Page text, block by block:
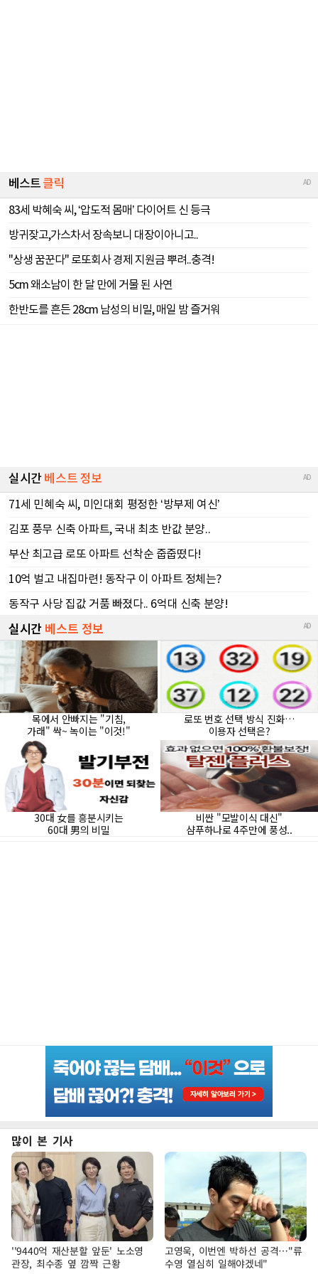
많이 본 기사
''9440억 재산분할 앞둔' 노소영
관장, 최수종 옆 깜짝 근황
고영욱, 이번엔 박하선 공격…"류
수영 열심히 일해야겠네"